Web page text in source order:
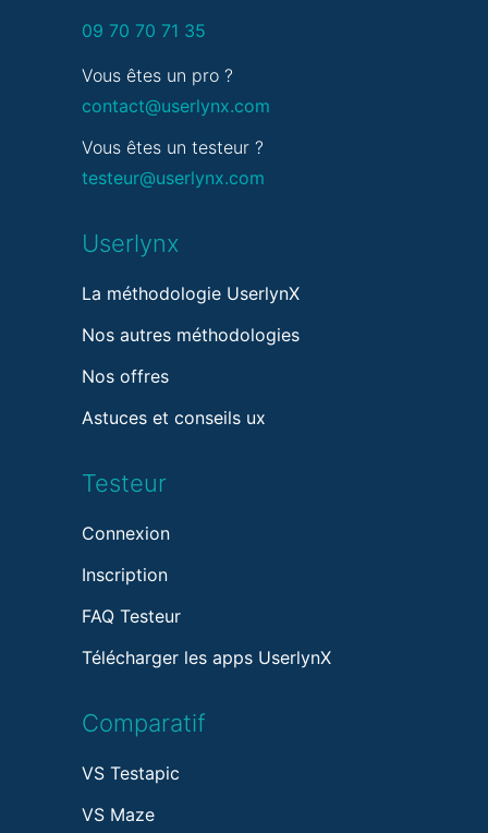
09 70 70 71 35
Vous êtes un pro ?
contact@userlynx.com
Vous êtes un testeur ?
testeur@userlynx.com
Userlynx
La méthodologie UserlynX
Nos autres méthodologies
Nos offres
Astuces et conseils ux
Testeur
Connexion
Inscription
FAQ Testeur
Télécharger les apps UserlynX
Comparatif
VS Testapic
VS Maze